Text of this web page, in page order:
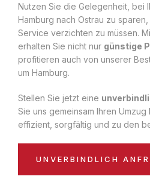
Nutzen Sie die Gelegenheit, bei
Hamburg nach Ostrau zu
Service verzichten zu müssen.
erhalten Sie nicht nur günstige
profitieren auch von unserer
um Hamburg.
Stellen Sie jetzt eine
Sie uns gemeinsam Ihren
effizient, sorgfältig und zu den
UNVERBINDLICH